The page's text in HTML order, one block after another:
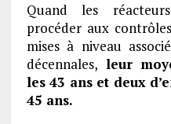
Quand les
procéder aux
mises à niveau
décennales, leur
les 43 ans et deux
45 ans.